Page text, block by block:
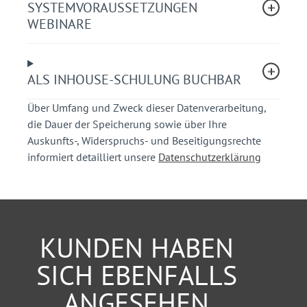
Ihr Nutzen
Sie erwerben das notwendige Fachwissen und
Absperrungen im Rahmen von Veranstaltungen.
Sie erlangen die Qualifikation zur Ausführung
Absperrungen.
Anschauliche Beispiele aus der Praxis vertiefen
Ihre Kenntnisse.
Sie können konkrete Fragen aus Ihrem
direkt mit dem erfahrenen Dozenten besprechen.
Teilnehmerkreis
Verantwortliche für das Einrichten von Absperrungen
bei Behörden, Vereinen, Kirchen und Feuerwehren
SYSTEMVORAUSSETZUNGEN
WEBINARE
ALS INHOUSE-SCHULUNG BUCHBAR
Über Umfang und Zweck dieser Datenverarbeitung,
die Dauer der Speicherung sowie über Ihre
Auskunfts-, Widerspruchs- und Beseitigungsrechte
informiert detailliert unsere Datenschutzerklärung
KUNDEN HABEN
SICH EBENFALLS